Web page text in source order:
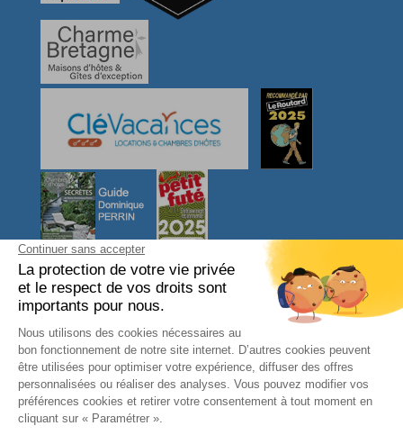
NOUS CONTACTER
L'arbre VOYAGEUR
27, Ty Er Chir
56550 LOCOAL MENDON
Morbihan - Bretagne Sud
FRANCE
Téléphone : 06 08 31 46 95
contact@larbrevoyageur.com